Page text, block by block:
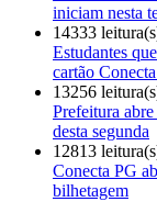
iniciam nesta
14333
Estudantes
cartão
13256
Prefeitura
desta segunda
12813
Conecta PG
bilhetagem